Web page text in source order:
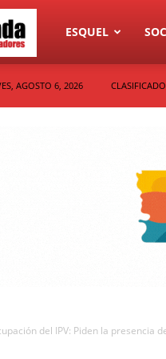
Diario
La
ESQUEL
AGOSTO 6, 2026
del IPV: Piden la presencia